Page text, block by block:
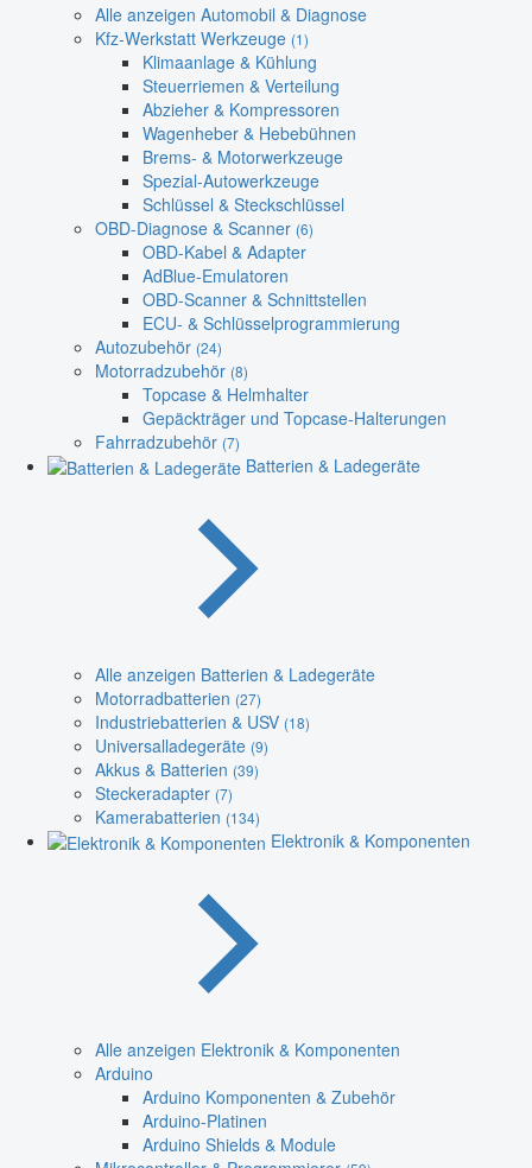
Alle anzeigen Automobil & Diagnose
Kfz-Werkstatt Werkzeuge (1)
Klimaanlage & Kühlung
Steuerriemen & Verteilung
Abzieher & Kompressoren
Wagenheber & Hebebühnen
Brems- & Motorwerkzeuge
Spezial-Autowerkzeuge
Schlüssel & Steckschlüssel
OBD-Diagnose & Scanner (6)
OBD-Kabel & Adapter
AdBlue-Emulatoren
OBD-Scanner & Schnittstellen
ECU- & Schlüsselprogrammierung
Autozubehör (24)
Motorradzubehör (8)
Topcase & Helmhalter
Gepäckträger und Topcase-Halterungen
Fahrradzubehör (7)
Batterien & Ladegeräte
Alle anzeigen Batterien & Ladegeräte
Motorradbatterien (27)
Industriebatterien & USV (18)
Universalladegeräte (9)
Akkus & Batterien (39)
Steckeradapter (7)
Kamerabatterien (134)
Elektronik & Komponenten
Alle anzeigen Elektronik & Komponenten
Arduino
Arduino Komponenten & Zubehör
Arduino-Platinen
Arduino Shields & Module